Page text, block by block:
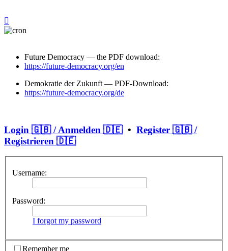
Future Democracy — the PDF download:
https://future-democracy.org/en
Demokratie der Zukunft — PDF-Download:
https://future-democracy.org/de
Login 🇬🇧 / Anmelden 🇩🇪• Register 🇬🇧 /
Registrieren 🇩🇪
Username:
Password:
I forgot my password
Remember me